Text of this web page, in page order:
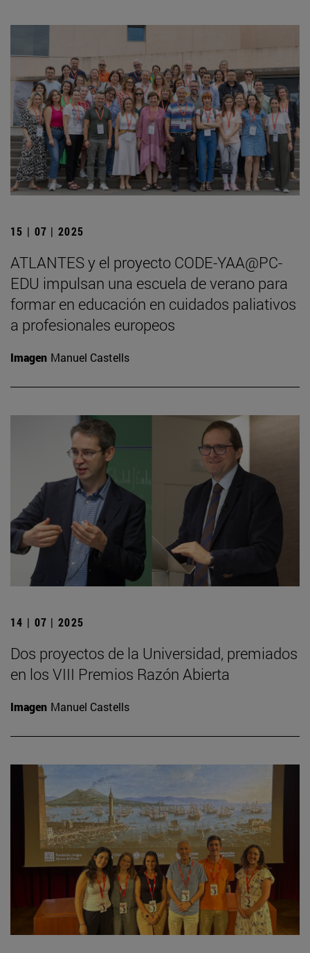
15 | 07 | 2025
ATLANTES y el proyecto CODE-YAA@PC-
EDU impulsan una escuela de verano para
formar en educación en cuidados paliativos
a profesionales europeos
Imagen Manuel Castells
14 | 07 | 2025
Dos proyectos de la Universidad, premiados
en los VIII Premios Razón Abierta
Imagen Manuel Castells